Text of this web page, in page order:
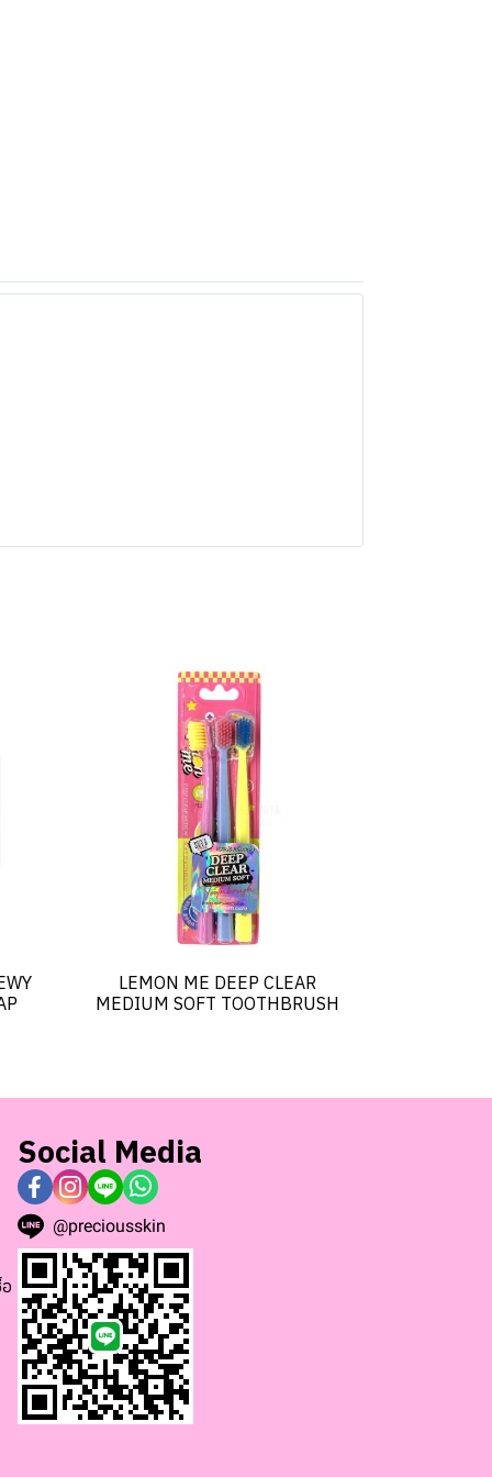
LEMON ME DEEP CLEAR
MEDIUM SOFT TOOTHBRUSH
Social Media
@preciousskin